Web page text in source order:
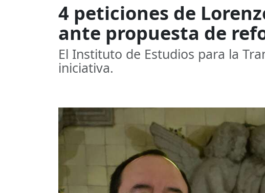
4 peticiones de
ante propuesta de
El Instituto de Estudios para la
iniciativa.